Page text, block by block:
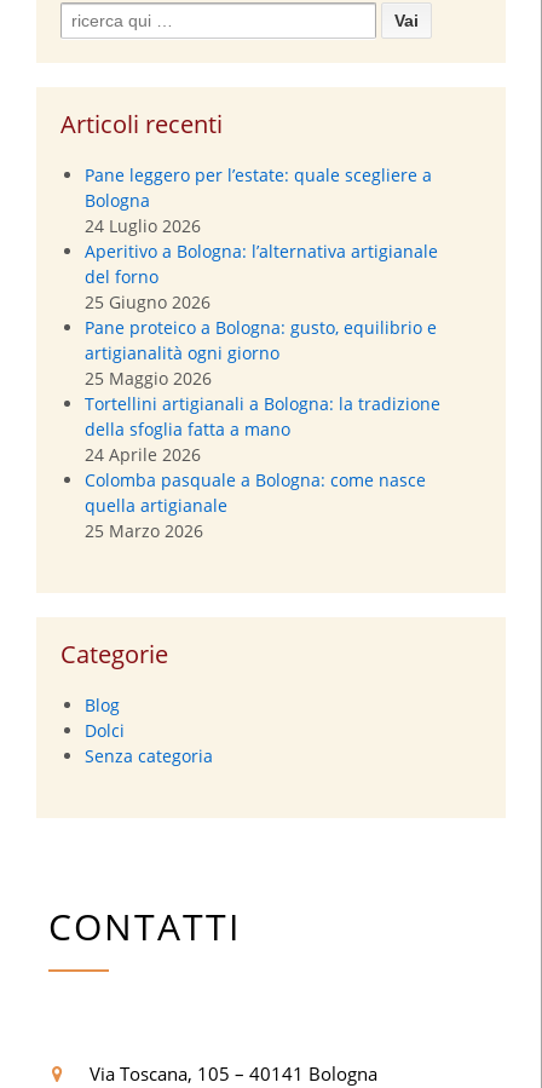
Search
for:
Articoli recenti
Pane leggero per l’estate: quale scegliere a
Bologna
24 Luglio 2026
Aperitivo a Bologna: l’alternativa artigianale
del forno
25 Giugno 2026
Pane proteico a Bologna: gusto, equilibrio e
artigianalità ogni giorno
25 Maggio 2026
Tortellini artigianali a Bologna: la tradizione
della sfoglia fatta a mano
24 Aprile 2026
Colomba pasquale a Bologna: come nasce
quella artigianale
25 Marzo 2026
Categorie
Blog
Dolci
Senza categoria
CONTATTI
Via Toscana, 105 – 40141 Bologna